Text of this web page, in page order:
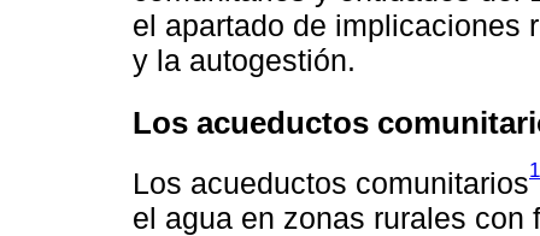
el apartado de implicaciones
y la autogestión.
Los acueductos
Los acueductos comunitarios1
el agua en zonas rurales